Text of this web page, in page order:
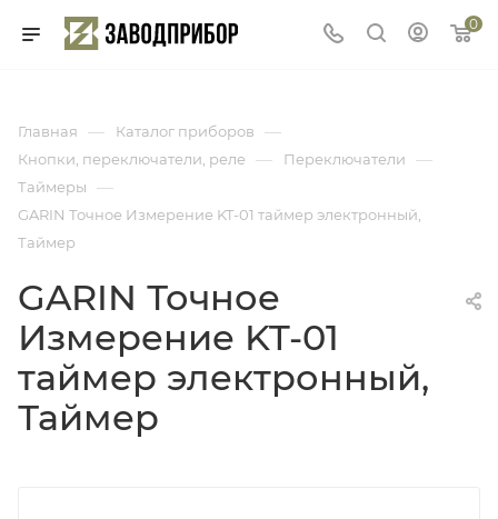
0
Главная — Каталог приборов —
Кнопки, переключатели, реле — Переключатели —
Таймеры —
GARIN Точное Измерение KT-01 таймер электронный,
Таймер
GARIN Точное
Измерение KT-01
таймер электронный,
Таймер